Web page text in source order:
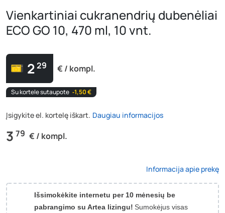
Vienkartiniai cukranendrių dubenėliai
ECO GO 10, 470 ml, 10 vnt.
229 € / kompl.
Su kortele sutaupote ‐1,50 €
Įsigykite el. kortelę iškart. Daugiau informacijos
3 79 € / kompl.
Informacija apie prekę
Išsimokėkite internetu per 10 mėnesių be
pabrangimo su Artea lizingu! Sumokėjus visas